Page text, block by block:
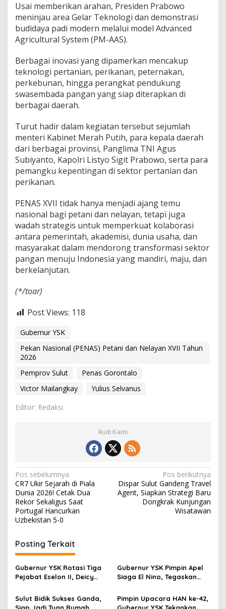
Usai memberikan arahan, Presiden Prabowo
meninjau area Gelar Teknologi dan demonstrasi
budidaya padi modern melalui model Advanced
Agricultural System (PM-AAS).
Berbagai inovasi yang dipamerkan mencakup
teknologi pertanian, perikanan, peternakan,
perkebunan, hingga perangkat pendukung
swasembada pangan yang siap diterapkan di
berbagai daerah.
Turut hadir dalam kegiatan tersebut sejumlah
menteri Kabinet Merah Putih, para kepala daerah
dari berbagai provinsi, Panglima TNI Agus
Subiyanto, Kapolri Listyo Sigit Prabowo, serta para
pemangku kepentingan di sektor pertanian dan
perikanan.
PENAS XVII tidak hanya menjadi ajang temu
nasional bagi petani dan nelayan, tetapi juga
wadah strategis untuk memperkuat kolaborasi
antara pemerintah, akademisi, dunia usaha, dan
masyarakat dalam mendorong transformasi sektor
pangan menuju Indonesia yang mandiri, maju, dan
berkelanjutan.
(*/toar)
Post Views: 118
Gubernur YSK
Pekan Nasional (PENAS) Petani dan Nelayan XVII Tahun
2026
Pemprov Sulut
Penas Gorontalo
Victor Mailangkay
Yulius Selvanus
Editor: Redaksi
Ikuti Kami
N
a
v
i
a
s
i
o
Pos sebelumnya
CR7 Ukir Sejarah di Piala
Dunia 2026! Cetak Dua
Rekor Sekaligus Saat
Portugal Hancurkan
Uzbekistan 5-0
Pos berikutnya
Dispar Sulut Gandeng Travel
Agent, Siapkan Strategi Baru
Dongkrak Kunjungan
Wisatawan
Posting Terkait
Gubernur YSK Rotasi Tiga
Pejabat Eselon II, Deicy
Femmy Suluh Pimpin Dishub
Gubernur YSK Pimpin Apel
Siaga El Nino, Tegaskan
Sebelum Bencana
Sulut Bidik Sukses Ganda,
Pimpin Upacara HAN ke-42,